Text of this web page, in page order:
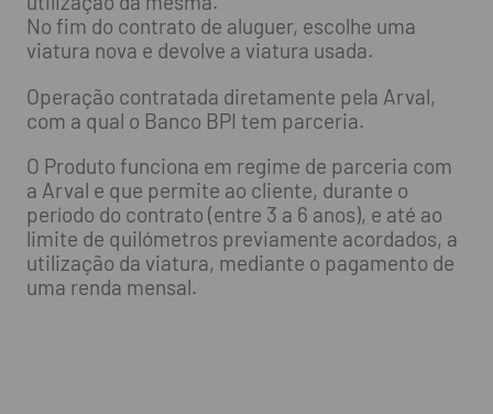
No fim do contrato de aluguer, escolhe uma
viatura nova e devolve a viatura usada.
Operação contratada diretamente pela Arval,
com a qual o Banco BPI tem parceria.
O Produto funciona em regime de parceria com
a Arval e que permite ao cliente, durante o
período do contrato (entre 3 a 6 anos), e até ao
limite de quilómetros previamente acordados, a
utilização da viatura, mediante o pagamento de
uma renda mensal.